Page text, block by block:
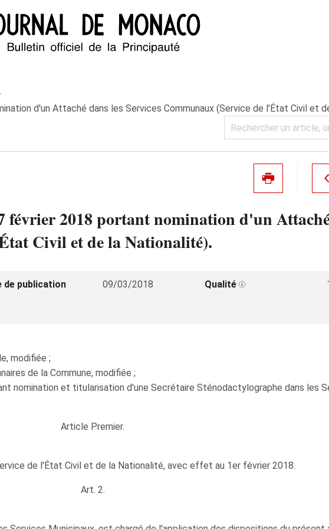
d'un Attaché dans les Services Communaux (Service de l'État Civil et
2018 portant nomination d'un
Civil et de la Nationalité).
de publication 09/03/2018 Qualité
modifiée ;
de la Commune, modifiée ;
nomination et titularisation d'une Secrétaire Sténodactylographe dans les
Article Premier.
de l'État Civil et de la Nationalité, avec effet au 1er février 2018.
Art. 2.